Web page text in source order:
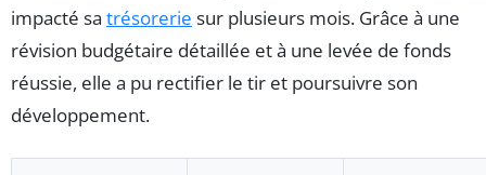
impacté sa trésorerie sur plusieurs mois. Grâce à une
révision budgétaire détaillée et à une levée de fonds
réussie, elle a pu rectifier le tir et poursuivre son
développement.